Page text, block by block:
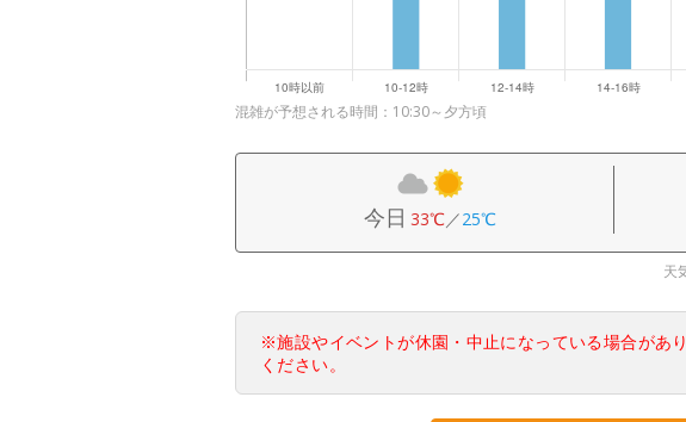
混雑が予想される時間：10:30～夕方頃
今日 33℃／25℃
天
※施設やイベントが休園・中止になっている場合があ
ください。